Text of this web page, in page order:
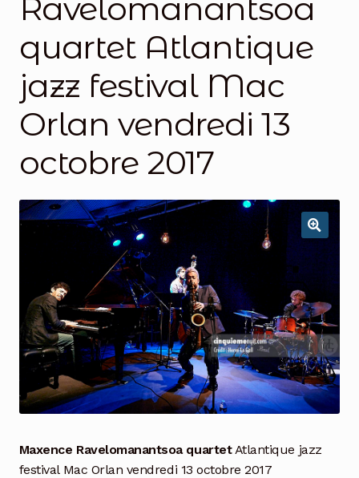
Ravelomanantsoa
quartet Atlantique
jazz festival Mac
Orlan vendredi 13
octobre 2017
Maxence Ravelomanantsoa quartetAtlantique jazz
festival Mac Orlan vendredi 13 octobre 2017